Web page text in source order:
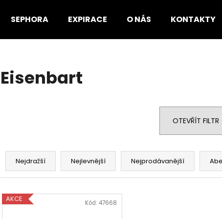
SEPHORA EXPIRACE O NÁS KONTAKTY
Eisenbart
OTEVŘÍT FILTR
Ř
z
n
Nejdražší Nejlevnější Nejprodávanější
V
ýAKCE Kód:47668